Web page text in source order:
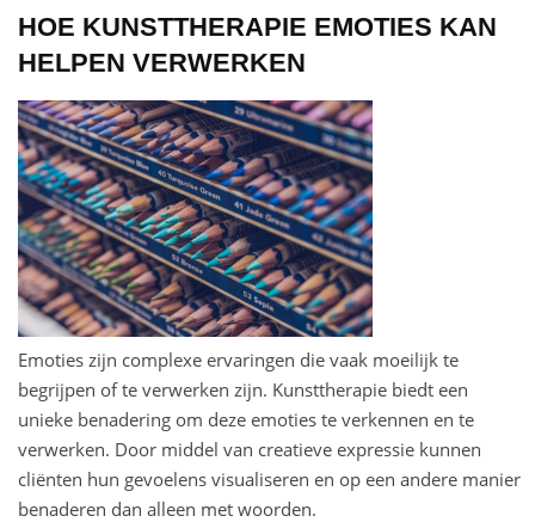
HOE KUNSTTHERAPIE EMOTIES KAN
HELPEN VERWERKEN
Emoties zijn complexe ervaringen die vaak moeilijk te
begrijpen of te verwerken zijn. Kunsttherapie biedt een
unieke benadering om deze emoties te verkennen en te
verwerken. Door middel van creatieve expressie kunnen
cliënten hun gevoelens visualiseren en op een andere manier
benaderen dan alleen met woorden.